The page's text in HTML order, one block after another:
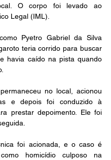
O corpo foi levado ao
Legal (IML).
Pyetro Gabriel da Silva
teria corrido para buscar
havia caído na pista quando
no local, acionou
e depois foi conduzido à
prestar depoimento. Ele foi
foi acionada, e o caso é
como homicídio culposo na